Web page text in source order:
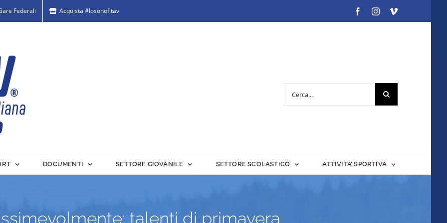
Federali Acquista #Iosonofitav FacebookInstagramVimeo
DOCUMENTI SETTORE GIOVANILE SETTORE SCOLASTICO ATTIVITA’ SPORTIVA
talenti di primavera